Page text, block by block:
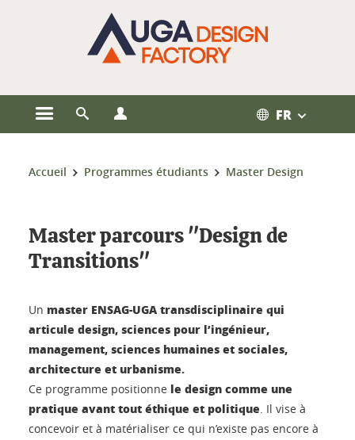
Ouvrir le menu principal
Ouvrir le moteur de recherche FR
Vous êtes ici :
Accueil Programmes étudiants Master Design
Master parcours "Design de
Transitions"
Un master ENSAG-UGA transdisciplinaire qui
articule design, sciences pour l’ingénieur,
management, sciences humaines et sociales,
architecture et urbanisme.
Ce programme positionne le design comme une
pratique avant tout éthique et politique. Il vise à
concevoir et à matérialiser ce qui n’existe pas encore à